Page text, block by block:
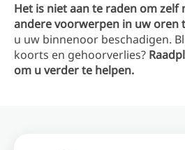
Het is niet aan te raden om
andere voorwerpen in uw oren
u uw binnenoor beschadigen.
koorts en gehoorverlies?
om u verder te helpen.